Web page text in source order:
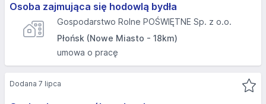
Osoba zajmująca się hodowlą bydła
Gospodarstwo Rolne POŚWIĘTNE Sp. z o.o.
Płońsk (Nowe Miasto - 18km)
umowa o pracę
Dodana 7 lipca